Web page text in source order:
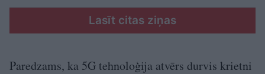
Lasīt citas ziņas
Paredzams, ka 5G tehnoloģija atvērs durvis krietni